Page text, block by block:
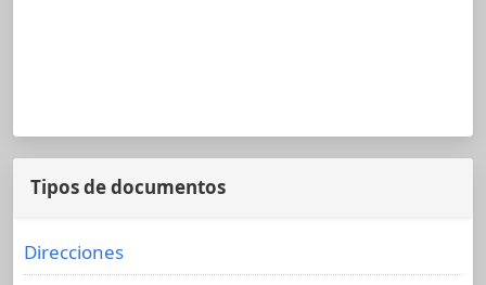
Tipos de documentos
Direcciones